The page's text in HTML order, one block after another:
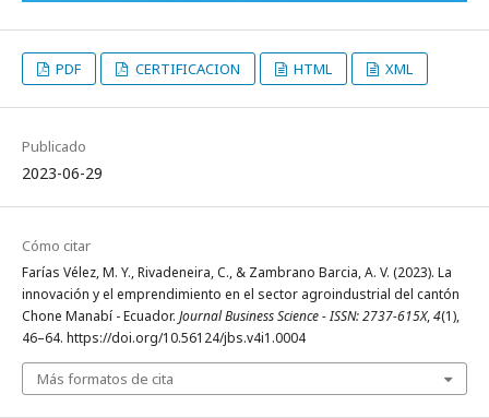
PDF CERTIFICACION HTML XML
Publicado
2023-06-29
Cómo citar
Farías Vélez, M. Y., Rivadeneira, C., & Zambrano Barcia, A. V. (2023). La
innovación y el emprendimiento en el sector agroindustrial del cantón
Chone Manabí - Ecuador. Journal Business Science - ISSN: 2737-615X,4(1),
46–64. https://doi.org/10.56124/jbs.v4i1.0004
Más formatos de cita